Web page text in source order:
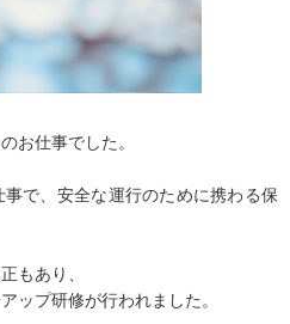
お仕事でした。
で、安全な運行のために携わる保
もあり、
ップ研修が行われました。